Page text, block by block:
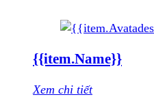
{{item.Name}}
Xem chi tiết